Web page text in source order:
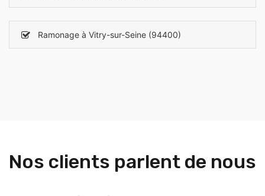
Ramonage à Vitry-sur-Seine (94400)
Nos clients parlent de nous